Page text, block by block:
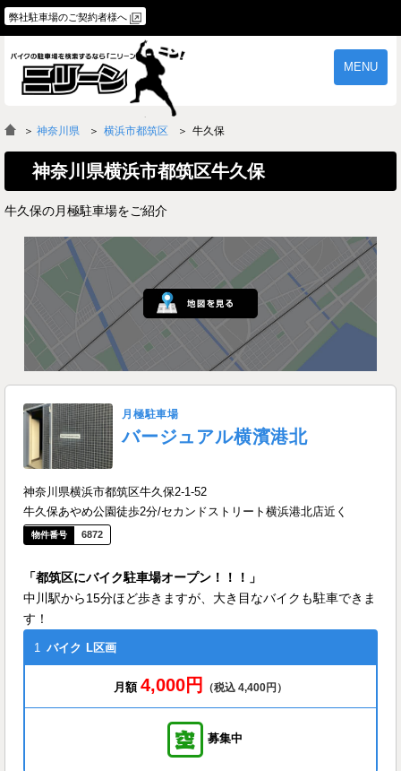
弊社駐車場のご契約者様へ
MENU
物件一覧
よくあるご質問
＞ 神奈川県 横浜市都筑区 牛久保
神奈川県横浜市都筑区牛久保
牛久保の月極駐車場をご紹介
月極駐車場
バージュアル横濱港北
神奈川県横浜市都筑区牛久保2-1-52
牛久保あやめ公園徒歩2分/セカンドストリート横浜港北店近く
6872
「都筑区にバイク駐車場オープン！！！」
中川駅から15分ほど歩きますが、大き目なバイクも駐車できま
す！
1 バイク L区画
月額 4,000円 （税込 4,400円）
募集中